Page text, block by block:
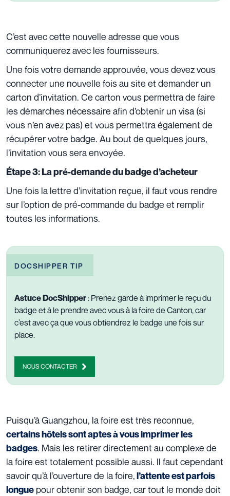
C’est avec cette nouvelle adresse que vous
communiquerez avec les fournisseurs.
Une fois votre demande approuvée, vous devez vous
connecter une nouvelle fois au site et demander un
carton d’invitation. Ce carton vous permettra de faire
les démarches nécessaire afin d’obtenir un visa (si
vous n’en avez pas) et vous permettra également de
récupérer votre badge. Au bout de quelques jours,
l’invitation vous sera envoyée.
Étape 3: La pré-demande du badge d’acheteur
Une fois la lettre d’invitation reçue, il faut vous rendre
sur l’option de pré-commande du badge et remplir
toutes les informations.
DOCSHIPPER TIP
Astuce DocShipper : Prenez garde à imprimer le reçu du
badge et à le prendre avec vous à la foire de Canton, car
c’est avec ça que vous obtiendrez le badge une fois sur
place.
NOUS CONTACTER
Puisqu’à Guangzhou, la foire est très reconnue,
certains hôtels sont aptes à vous imprimer les
badges. Mais les retirer directement au complexe de
la foire est totalement possible aussi. Il faut cependant
savoir qu’à l’ouverture de la foire,l’attente est parfois
longue pour obtenir son badge, car tout le monde doit